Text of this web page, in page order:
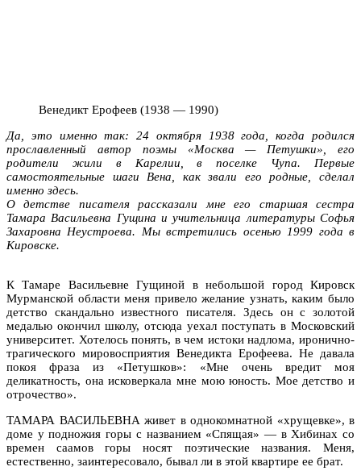
Венедикт Ерофеев (1938 — 1990)
Да, это именно так: 24 октября 1938 года, когда родился
прославленный автор поэмы «Москва — Петушки», его
родители жили в Карелии, в поселке Чупа. Первые
самостоятельные шаги Вена, как звали его родные, сделал
именно здесь.
О детстве писателя рассказали мне его старшая сестра
Тамара Васильевна Гущина и учительница литературы Софья
Захаровна Неустроева. Мы встретились осенью 1999 года в
Кировске.
К Тамаре Васильевне Гущиной в небольшой город Кировск
Мурманской области меня привело желание узнать, каким было
детство скандально известного писателя. Здесь он с золотой
медалью окончил школу, отсюда уехал поступать в Московский
университет. Хотелось понять, в чем истоки надлома, иронично-
трагического мировосприятия Венедикта Ерофеева. Не давала
покоя фраза из «Петушков»: «Мне очень вредит моя
деликатность, она исковеркала мне мою юность. Мое детство и
отрочество».
ТАМАРА ВАСИЛЬЕВНА живет в однокомнатной «хрущевке», в
доме у подножия горы с названием «Спящая» — в Хибинах со
времен саамов горы носят поэтические названия. Меня,
естественно, заинтересовало, бывал ли в этой квартире ее брат.